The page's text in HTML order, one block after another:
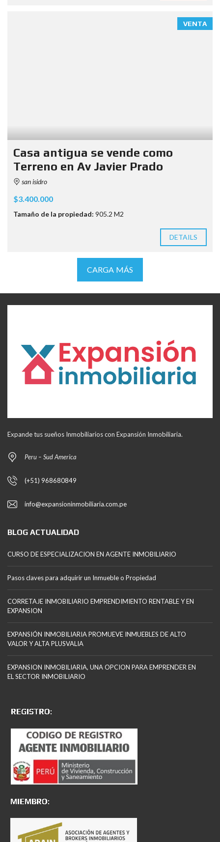
VENTA
Casa antigua se vende como
Terreno en Av Javier Prado
san isidro
$3.400.000
Tamaño de la propiedad: 905.2 M2
DETAILS
CARGA MÁS
Expande tus sueños Inmobiliarios con Expansión Inmobiliaria.
Peru – Sud America
(+51) 968680849
info@expansioninmobiliaria.com.pe
BLOG ACTUALIDAD
CURSO DE ESPECIALIZACION EN AGENTE INMOBILIARIO
Pasos claves para adquirir un Inmueble o Propiedad
CORRETAJE INMOBILIARIO EMPRENDIMIENTO RENTABLE Y EN
EXPANSION
EXPANSIÓN INMOBILIARIA PROMUEVE INMUEBLES DE ALTO
VALOR Y ALTA PLUSVALIA
EXPANSION INMOBILIARIA, UNA OPCION PARA EMPRENDER EN
EL SECTOR INMOBILIARIO